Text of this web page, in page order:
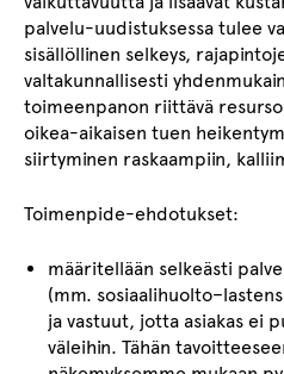
palvelu-uudistuksessa tulee
sisällöllinen selkeys,
valtakunnallisesti
toimeenpanon riittävä
oikea-aikaisen tuen
siirtyminen raskaampiin,
Toimenpide-ehdotukset:
määritellään selkeästi
(mm.
ja vastuut, jotta asiakas ei
väleihin. Tähän